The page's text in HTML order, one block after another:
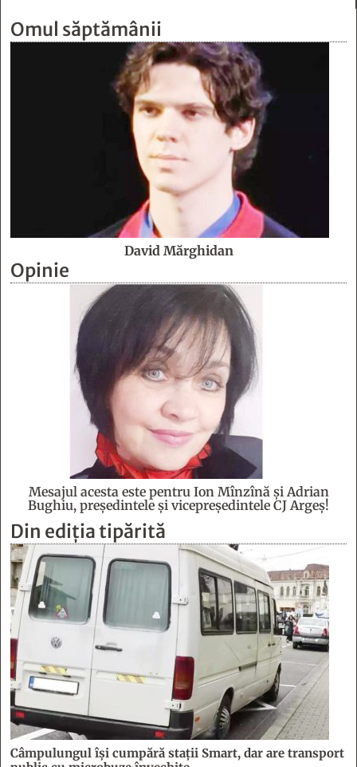
Omul săptămânii
David Mărghidan
Opinie
Mesajul acesta este pentru Ion Mînzînă şi Adrian
Bughiu, preşedintele şi vicepreşedintele CJ Argeş!
Din ediția tipărită
Câmpulungul îşi cumpără staţii Smart, dar are transport